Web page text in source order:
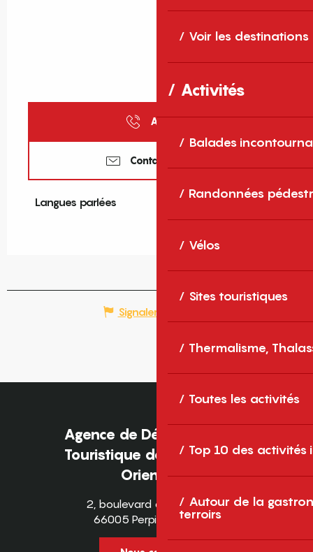
Voir les destinations
Activités
Balades
Randonnées
Vélos
Sites touristiques
Thermalisme,
Toutes les activités
Top 10 des activités
Autour de la
terroirs
Appeler
Contactez-nous
Langues parlées
Langues parlées
Signaler une erreur
Agence de Développement
Touristique des Pyrénées-
Orientales
2, boulevard des Pyrénées
66005 Perpignan Cedex